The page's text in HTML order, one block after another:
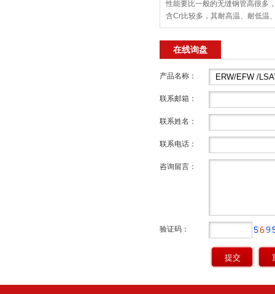
性能要比一般的无缝钢管高很多
含Cr比较多，其耐高温、耐低温
通无缝钢管比不上的，所以合金
工、电力、锅炉、军工等行业的
在线询盘
产品名称：
联系邮箱：
联系姓名：
联系电话：
咨询留言：
验证码：